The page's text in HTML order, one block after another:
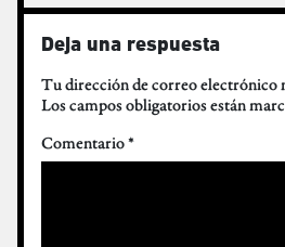
Deja una respuesta
Tu dirección de correo electrónico
Los campos obligatorios están
Comentario*